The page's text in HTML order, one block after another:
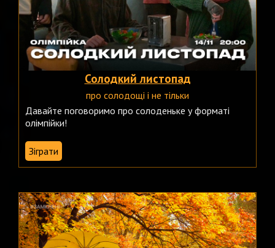
Солодкий листопад
про солодощі і не тільки
Давайте поговоримо про солоденьке у форматі
олімпійки!
Зіграти